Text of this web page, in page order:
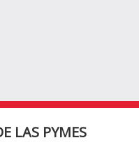
LAS PYMES